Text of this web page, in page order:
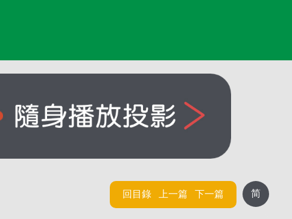
简
回目錄 上一篇 下一篇